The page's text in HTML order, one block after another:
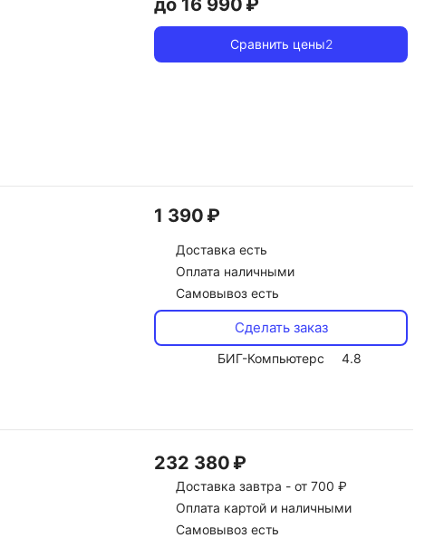
до 16 990 ₽
Сравнить цены2
1 390 ₽
Доставка есть
Оплата наличными
Самовывоз есть
Сделать заказ
БИГ-Компьютерс 4.8
232 380 ₽
Доставка завтра - от 700 ₽
Оплата картой и наличными
Самовывоз есть